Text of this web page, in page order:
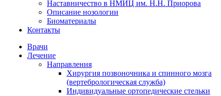
Наставничество в НМИЦ им. Н.Н. Приорова
Описание нозологии
Биоматериалы
Контакты
Врачи
Лечение
Направления
Хирургия позвоночника и спинного мозга
(вертебрологическая служба)
Индивидуальные ортопедические стельки